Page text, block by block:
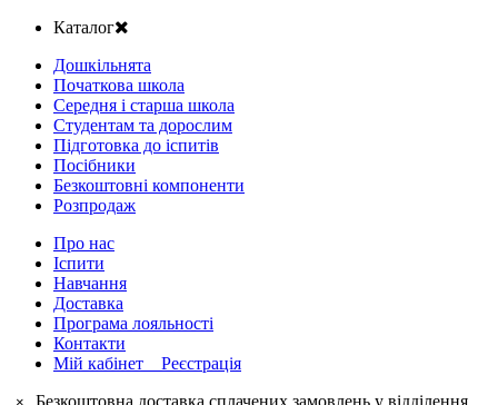
Каталог
Дошкільнята
Початкова школа
Середня і старша школа
Студентам та дорослим
Підготовка до іспитів
Посібники
Безкоштовні компоненти
Розпродаж
Про нас
Іспити
Навчання
Доставка
Програма лояльності
Контакти
Мій кабінет Реєстрація
Безкоштовна доставка сплачених замовлень у відділення